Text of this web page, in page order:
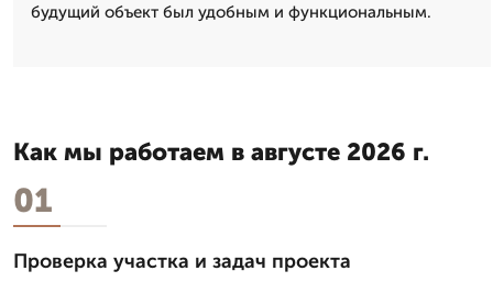
будущий объект был удобным и функциональным.
Как мы работаем в августе 2026 г.
01
Проверка участка и задач проекта